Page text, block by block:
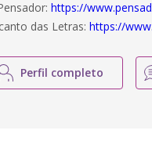
https://
das Letras:https://
Perfil completo